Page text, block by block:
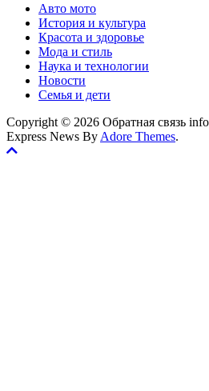
Авто мото
История и культура
Красота и здоровье
Мода и стиль
Наука и технологии
Новости
Семья и дети
Copyright © 2026 Обратная связь
Express News By Adore Themes.